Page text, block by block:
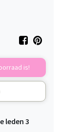
is!
leden 3